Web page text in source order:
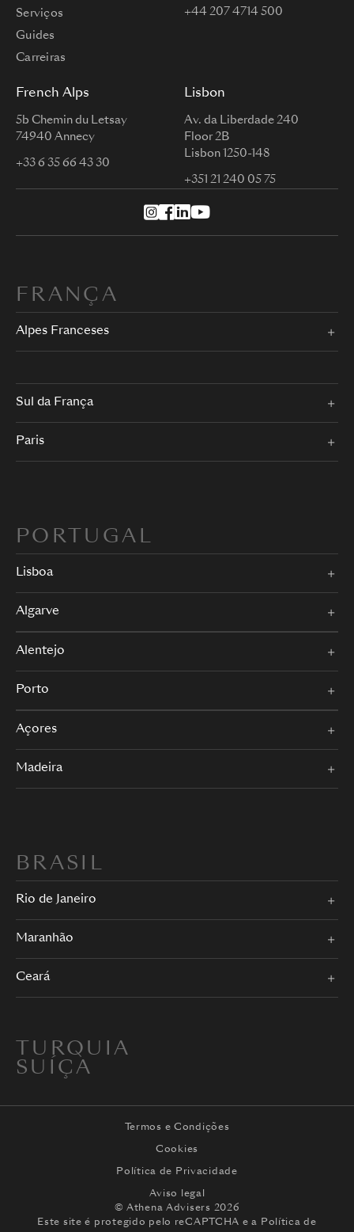
Serviços
Guides
Carreiras
+44 207 4714 500
French Alps
5b Chemin du Letsay
74940 Annecy
+33 6 35 66 43 30
Lisbon
Av. da Liberdade 240
Floor 2B
Lisbon 1250-148
+351 21 240 05 75
FRANÇA
Alpes Franceses
Sul da França
Paris
PORTUGAL
Lisboa
Algarve
Alentejo
Porto
Açores
Madeira
BRASIL
Rio de Janeiro
Maranhão
Ceará
TURQUIA
SUÍÇA
Termos e Condições
Cookies
Política de Privacidade
Aviso legal
© Athena Advisers 2026
Este site é protegido pelo reCAPTCHA e a Política de